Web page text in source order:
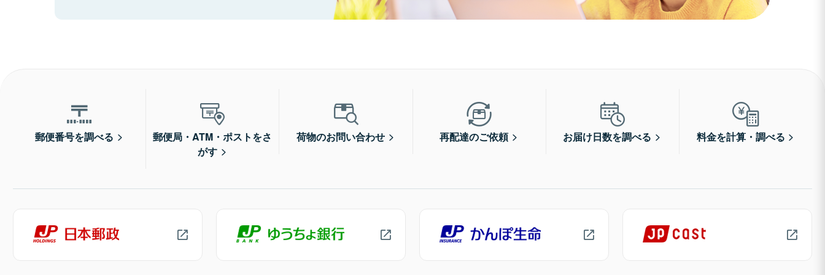
郵便番号を調べる
郵便局・ATM・ポストをさ
がす
荷物のお問い合わせ 再配達のご依頼 お届け日数を調べる 料金を計算・調べる